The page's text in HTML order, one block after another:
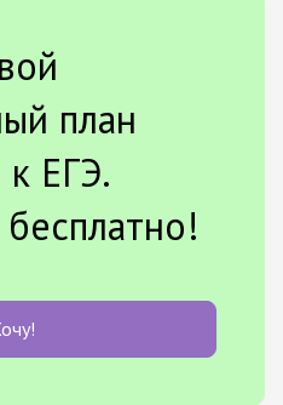
план
к ЕГЭ.